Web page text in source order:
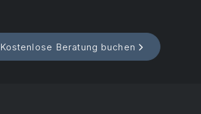
Kostenlose Beratung buchen